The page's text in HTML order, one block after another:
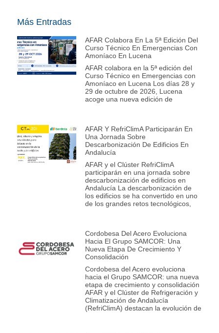
Más Entradas
AFAR Colabora En La 5ª Edición Del
Curso Técnico En Emergencias Con
Amoníaco En Lucena
AFAR colabora en la 5ª edición del
Curso Técnico en Emergencias con
Amoníaco en Lucena Los días 28 y
29 de octubre de 2026, Lucena
acoge una nueva edición de
AFAR Y RefriClimA Participarán En
Una Jornada Sobre
Descarbonización De Edificios En
Andalucía
AFAR y el Clúster RefriClimA
participarán en una jornada sobre
descarbonización de edificios en
Andalucía La descarbonización de
los edificios se ha convertido en uno
de los grandes retos tecnológicos,
Cordobesa Del Acero Evoluciona
Hacia El Grupo SAMCOR: Una
Nueva Etapa De Crecimiento Y
Consolidación
Cordobesa del Acero evoluciona
hacia el Grupo SAMCOR: una nueva
etapa de crecimiento y consolidación
AFAR y el Clúster de Refrigeración y
Climatización de Andalucía
(RefriClimA) destacan la evolución de